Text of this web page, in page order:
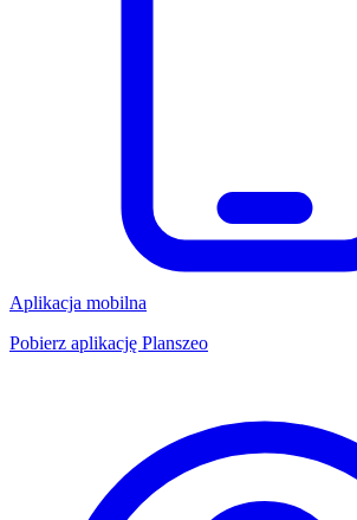
Aplikacja mobilna
Pobierz aplikację Planszeo